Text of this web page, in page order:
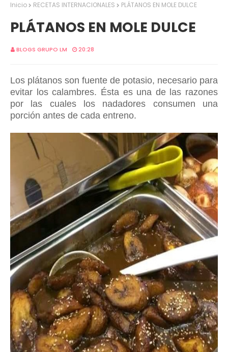
Inicio RECETAS INTERNACIONALES PLÁTANOS EN MOLE DULCE
PLÁTANOS EN MOLE DULCE
BLOGS GRUPO LM 20:28
Los plátanos son fuente de potasio, necesario para
evitar los calambres. Ésta es una de las razones
por las cuales los nadadores consumen una
porción antes de cada entreno.